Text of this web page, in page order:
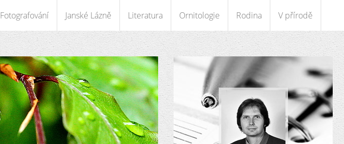
Fotografování Janské Lázně Literatura Ornitologie Rodina V přírodě